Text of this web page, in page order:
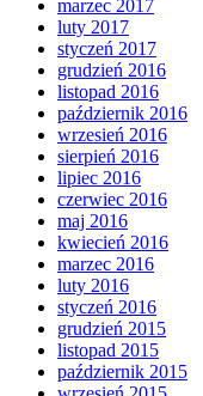
marzec 2017
luty 2017
styczeń 2017
grudzień 2016
listopad 2016
październik 2016
wrzesień 2016
sierpień 2016
lipiec 2016
czerwiec 2016
maj 2016
kwiecień 2016
marzec 2016
luty 2016
styczeń 2016
grudzień 2015
listopad 2015
październik 2015